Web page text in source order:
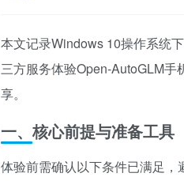
本文记录Windows 10操作系统
三方服务体验Open-AutoGLM
享。
一、核心前提与准备工具
体验前需确认以下条件已满足，